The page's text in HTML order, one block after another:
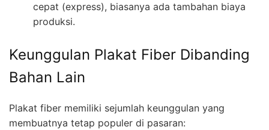
cepat (express), biasanya ada tambahan biaya
produksi.
Keunggulan Plakat Fiber Dibanding
Bahan Lain
Plakat fiber memiliki sejumlah keunggulan yang
membuatnya tetap populer di pasaran: